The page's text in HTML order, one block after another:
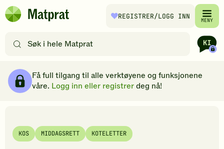
Hopp til hovedinnhold
Matprat
REGISTRER/LOGG INN MENY
etter
filtre
Få full tilgang til alle verktøyene og funksjonene
våre. Logg inn eller registrerdeg nå!
KOS MIDDAGSRETT KOTELETTER